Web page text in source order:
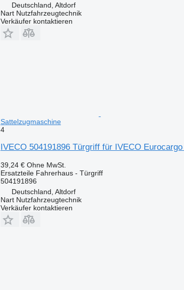
Deutschland, Altdorf
Nart Nutzfahrzeugtechnik
Verkäufer kontaktieren
Sattelzugmaschine
4
IVECO 504191896 Türgriff für IVECO
39,24 € Ohne MwSt.
Ersatzteile Fahrerhaus - Türgriff
504191896
Deutschland, Altdorf
Nart Nutzfahrzeugtechnik
Verkäufer kontaktieren